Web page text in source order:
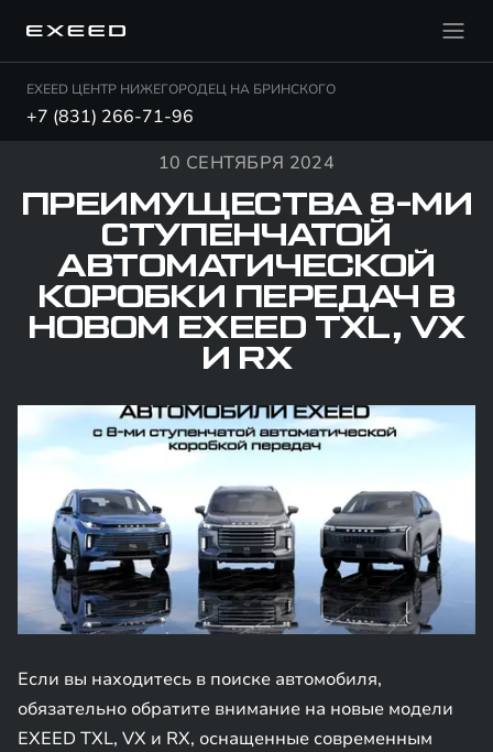
EXEED ЦЕНТР НИЖЕГОРОДЕЦ НА БРИНСКОГО
+7 (831) 266-71-96
10 СЕНТЯБРЯ 2024
ПРЕИМУЩЕСТВА 8-МИ
СТУПЕНЧАТОЙ
АВТОМАТИЧЕСКОЙ
КОРОБКИ ПЕРЕДАЧ В
НОВОМ EXEED TXL, VX
И RX
Если вы находитесь в поиске автомобиля,
обязательно обратите внимание на новые модели
EXEED TXL, VX и RX, оснащенные современным